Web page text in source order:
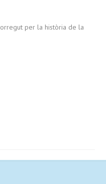
per la història de la